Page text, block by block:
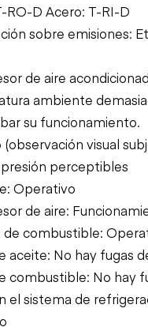
RO-D Acero: T-RI-D
sobre emisiones:
de aire
ambiente
su funcionamiento.
(observación visual
perceptibles
Operativo
de aire:
de combustible:
aceite: No hay fugas
combustible: No hay
el sistema de